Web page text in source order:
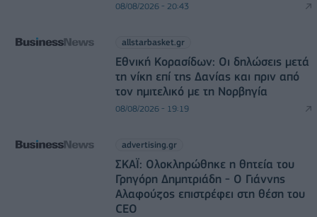
08/08/2026 - 20:43
allstarbasket.gr
Εθνική Κορασίδων: Οι δηλώσεις μετά
τη νίκη επί της Δανίας και πριν από
τον ημιτελικό με τη Νορβηγία
08/08/2026 - 19:19
advertising.gr
ΣΚΑΪ: Ολοκληρώθηκε η θητεία του
Γρηγόρη Δημητριάδη - Ο Γιάννης
Αλαφούζος επιστρέφει στη θέση του
CEO